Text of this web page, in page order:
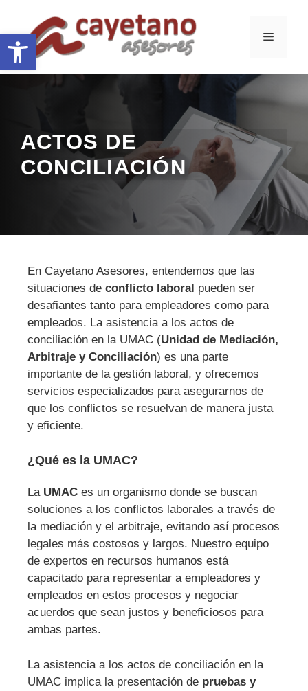
contenido
MENÚ
ACTOS DE
CONCILIACIÓN
En Cayetano Asesores, entendemos que las
situaciones de conflicto laboral pueden ser
desafiantes tanto para empleadores como para
empleados. La asistencia a los actos de
conciliación en la UMAC (Unidad de Mediación,
Arbitraje y Conciliación) es una parte
importante de la gestión laboral, y ofrecemos
servicios especializados para asegurarnos de
que los conflictos se resuelvan de manera justa
y eficiente.
¿Qué es la UMAC?
La UMAC es un organismo donde se buscan
soluciones a los conflictos laborales a través de
la mediación y el arbitraje, evitando así procesos
legales más costosos y largos. Nuestro equipo
de expertos en recursos humanos está
capacitado para representar a empleadores y
empleados en estos procesos y negociar
acuerdos que sean justos y beneficiosos para
ambas partes.
La asistencia a los actos de conciliación en la
UMAC implica la presentación de pruebas y
Abrir barra de herramientas